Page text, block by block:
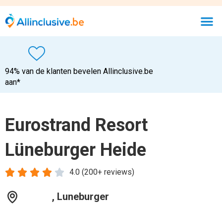
Duitsland
, Luneburger
Heide
Zwembad
Volleybal
Fietsverhuur
Sauna
Stoombad